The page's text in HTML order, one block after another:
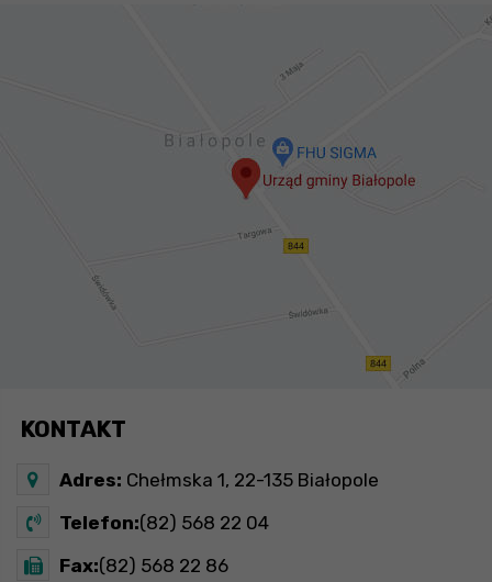
KONTAKT
Adres: Chełmska 1, 22-135 Białopole
Telefon:(82) 568 22 04
Fax:(82) 568 22 86